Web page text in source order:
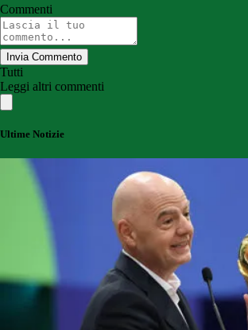
Commenti
Invia Commento
Tutti
Leggi altri commenti
Ultime Notizie